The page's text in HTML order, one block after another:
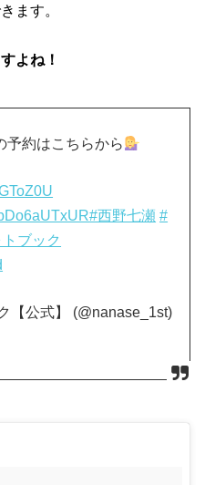
ます。
よね！
予約はこちらから
#西野七瀬 #
ブック
【公式】 (@nanase_1st)